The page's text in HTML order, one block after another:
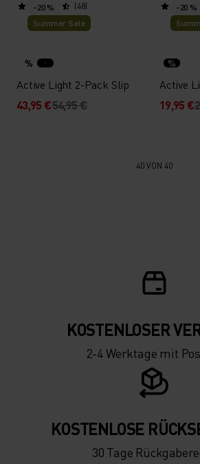
(48)
-20 %
Summer Sale
%
Active Light 2-Pack Slip
43,95 €54,95 €
-20 %
%
Active
19,95 €
40 VON 40
KOSTENLOSER
2-4 Werktage mit
KOSTENLOSE
30 Tage